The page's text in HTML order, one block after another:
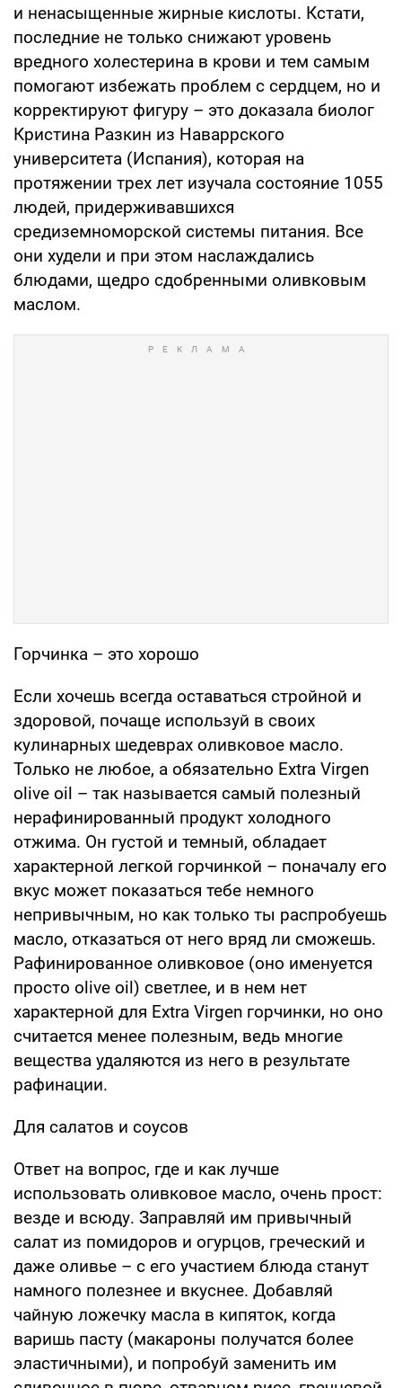
и ненасыщенные жирные кислоты. Кстати,
последние не только снижают уровень
вредного холестерина в крови и тем самым
помогают избежать проблем с сердцем, но и
корректируют фигуру – это доказала биолог
Кристина Разкин из Наваррского
университета (Испания), которая на
протяжении трех лет изучала состояние 1055
людей, придерживавшихся
средиземноморской системы питания. Все
они худели и при этом наслаждались
блюдами, щедро сдобренными оливковым
маслом.
Горчинка – это хорошо
Если хочешь всегда оставаться стройной и
здоровой, почаще используй в своих
кулинарных шедеврах оливковое масло.
Только не любое, а обязательно Eхtra Virgen
оlive oil – так называется самый полезный
нерафинированный продукт холодного
отжима. Он густой и темный, обладает
характерной легкой горчинкой – поначалу его
вкус может показаться тебе немного
непривычным, но как только ты распробуешь
масло, отказаться от него вряд ли сможешь.
Рафинированное оливковое (оно именуется
просто оlive oil) светлее, и в нем нет
характерной для Extra Virgen горчинки, но оно
считается менее полезным, ведь многие
вещества удаляются из него в результате
рафинации.
Для салатов и соусов
Ответ на вопрос, где и как лучше
использовать оливковое масло, очень прост:
везде и всюду. Заправляй им привычный
салат из помидоров и огурцов, греческий и
даже оливье – с его участием блюда станут
намного полезнее и вкуснее. Добавляй
чайную ложечку масла в кипяток, когда
варишь пасту (макароны получатся более
эластичными), и попробуй заменить им